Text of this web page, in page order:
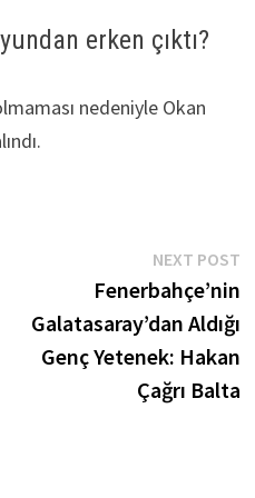
erken çıktı?
nedeniyle Okan
NEXT POST
Fenerbahçe’nin
Galatasaray’dan Aldığı
Genç Yetenek: Hakan
Çağrı Balta